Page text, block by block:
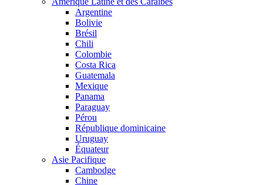
Argentine
Bolivie
Brésil
Chili
Colombie
Costa Rica
Guatemala
Mexique
Panama
Paraguay
Pérou
République dominicaine
Uruguay
Équateur
Asie Pacifique
Cambodge
Chine